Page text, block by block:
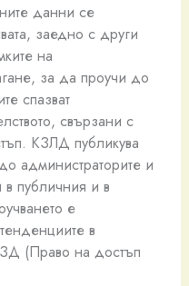
данни се
заедно с други
на
за да проучи до
спазват
свързани с
КЗЛД публикува
администраторите и
публичния и в
е
в
(Право на достъп